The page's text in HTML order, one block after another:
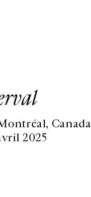
Canada
2025